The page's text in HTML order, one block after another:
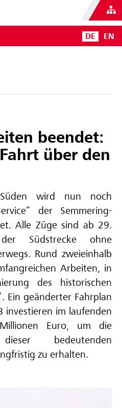
DE EN
beendet:
über den
wird nun noch
der Semmering-
Alle Züge sind ab 29.
Südstrecke ohne
Rund zweieinhalb
Arbeiten, in
des historischen
Ein geänderter Fahrplan
investieren im laufenden
Euro, um die
bedeutenden
zu erhalten.